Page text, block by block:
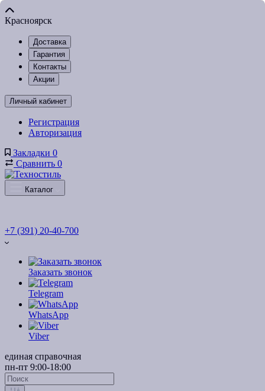
Красноярск
Доставка
Гарантия
Контакты
Акции
Личный кабинет
Регистрация
Авторизация
Закладки 0
Сравнить 0
Каталог
+7 (391) 20-40-700
Заказать звонок
Telegram
WhatsApp
Viber
единая справочная
пн-пт 9:00-18:00